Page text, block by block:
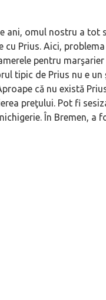
ani, omul nostru a tot
cu Prius. Aici,
pentru
tipic de Prius nu e
că nu există
preţului. Pot fi
În Bremen, a